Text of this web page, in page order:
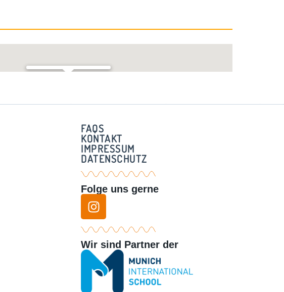
FAQS
KONTAKT
IMPRESSUM
DATENSCHUTZ
Folge uns gerne
Wir sind Partner der